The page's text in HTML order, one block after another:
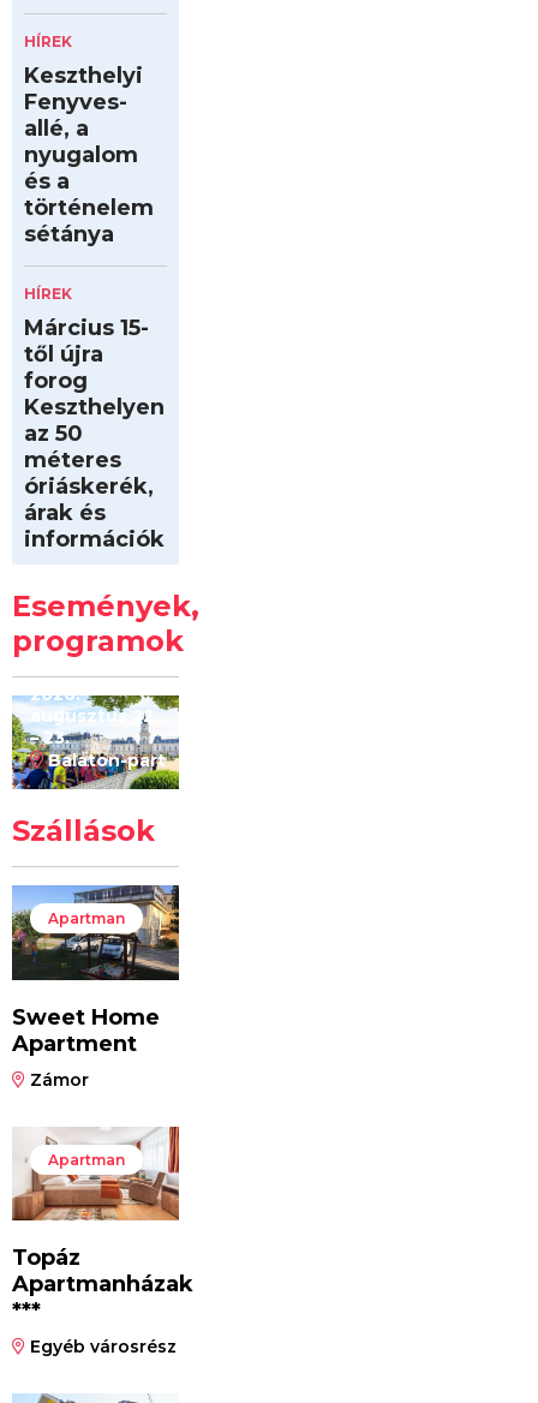
HÍREK
Keszthelyi
Fenyves-
allé, a
nyugalom
és a
történelem
sétánya
HÍREK
Március 15-
től újra
forog
Keszthelyen
az 50
méteres
óriáskerék,
árak és
információk
Események,
programok
Kilóméterek
2026
2026.
augusztus 22
– 23.
Balaton-part
Szállások
Apartman
Sweet Home
Apartment
Zámor
Apartman
Topáz
Apartmanházak
***
Egyéb városrész